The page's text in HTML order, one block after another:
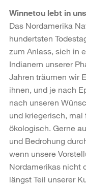
Winnetou lebt in
Das Nordamerika
hundertsten
zum Anlass, sich in
Indianern unserer
Jahren träumen wir
ihnen, und je nach
nach unseren
und kriegerisch,
ökologisch. Gerne
und Bedrohung
wenn unsere
Nordamerikas nicht
längst Teil unserer